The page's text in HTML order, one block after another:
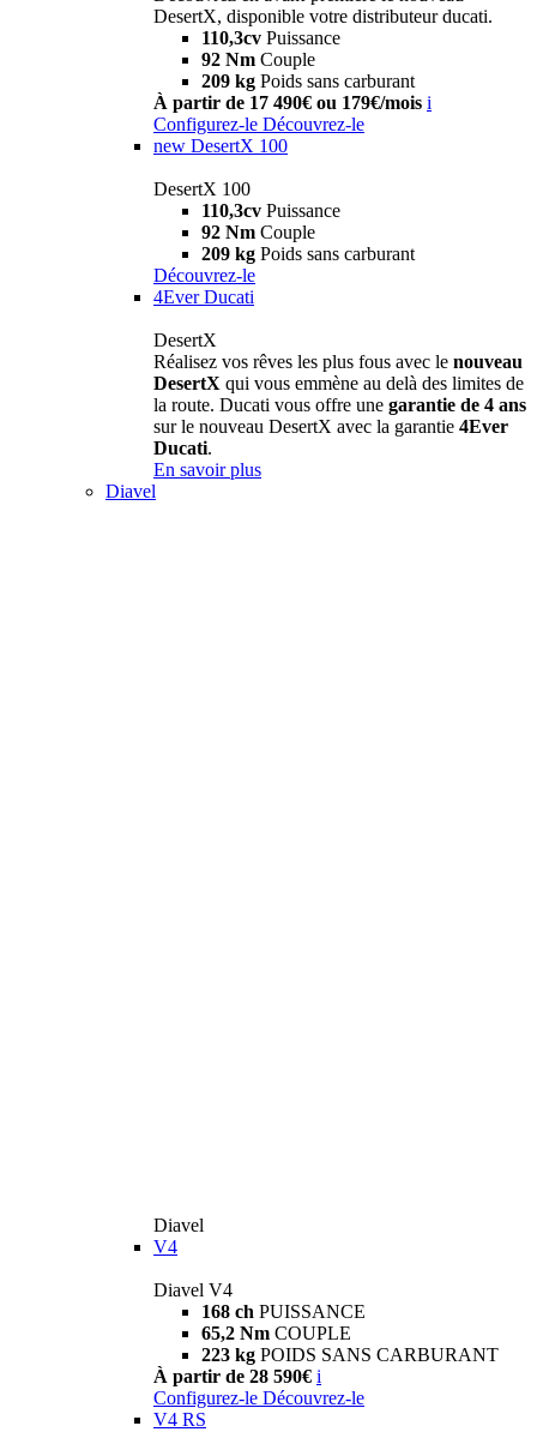
DesertX, disponible votre distributeur ducati.
110,3cv Puissance
92 Nm Couple
209 kg Poids sans carburant
À partir de 17 490€ ou 179€/mois i
Configurez-le Découvrez-le
new DesertX 100
DesertX 100
110,3cv Puissance
92 Nm Couple
209 kg Poids sans carburant
Découvrez-le
4Ever Ducati
DesertX
Réalisez vos rêves les plus fous avec le nouveau
DesertX qui vous emmène au delà des limites de
la route. Ducati vous offre une garantie de 4 ans
sur le nouveau DesertX avec la garantie 4Ever
Ducati.
En savoir plus
Diavel
Diavel
V4
Diavel V4
168 ch PUISSANCE
65,2 Nm COUPLE
223 kg POIDS SANS CARBURANT
À partir de 28 590€ i
Configurez-le Découvrez-le
V4 RS